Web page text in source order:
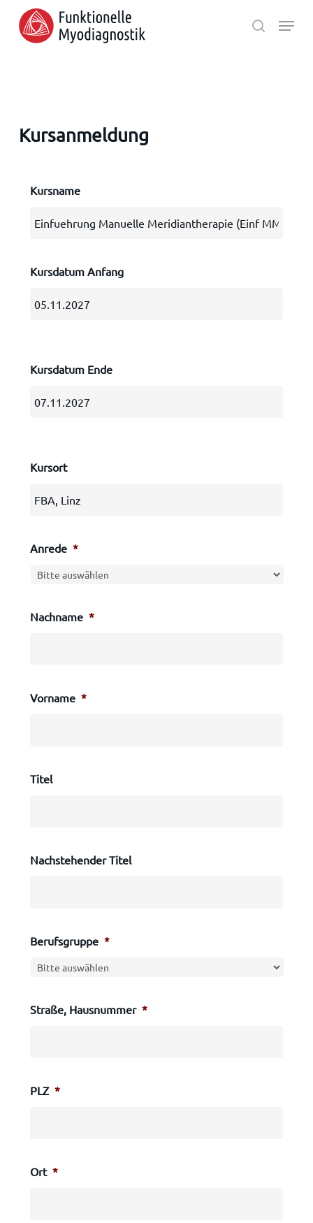
main
search
Menu
Kursanmeldung
Kursname
Kursdatum Anfang
Kursdatum Ende
Kursort
Anrede *
Nachname *
Vorname *
Titel
Nachstehender Titel
Berufsgruppe *
Straße, Hausnummer *
PLZ *
Ort *